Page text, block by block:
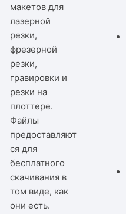
макетов для
лазерной
резки,
фрезерной
резки,
гравировки и
резки на
плоттере.
Файлы
предоставляют
ся для
бесплатного
скачивания в
том виде, как
они есть.